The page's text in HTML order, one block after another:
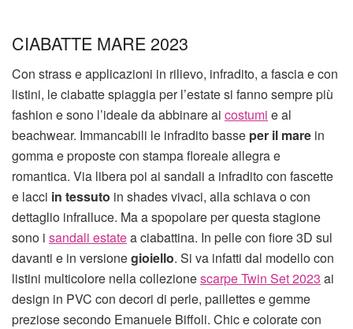
CIABATTE MARE 2023
Con strass e applicazioni in rilievo, infradito, a fascia e con
listini, le ciabatte spiaggia per l’estate si fanno sempre più
fashion e sono l’ideale da abbinare ai costumi e al
beachwear. Immancabili le infradito basse per il mare in
gomma e proposte con stampa floreale allegra e
romantica. Via libera poi ai sandali a infradito con fascette
e lacci in tessuto in shades vivaci, alla schiava o con
dettaglio infralluce. Ma a spopolare per questa stagione
sono i sandali estatea ciabattina. In pelle con fiore 3D sul
davanti e in versionegioiello. Si va infatti dal modello con
listini multicolore nella collezionescarpe Twin Set 2023 ai
design in PVC con decori di perle, paillettes e gemme
preziose secondo Emanuele Biffoli. Chic e colorate con